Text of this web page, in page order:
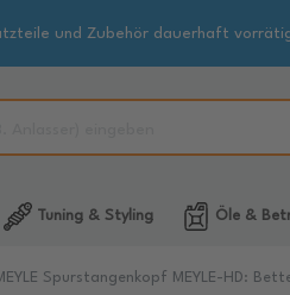
und Zubehör dauerhaft
Tuning & Styling Öle &
Spurstangenkopf MEYLE-HD: